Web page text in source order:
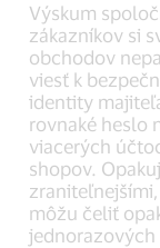
Výskum
zákazníkov si
obchodov
viesť k
identity
rovnaké heslo
viacerých
shopov.
môžu čeliť